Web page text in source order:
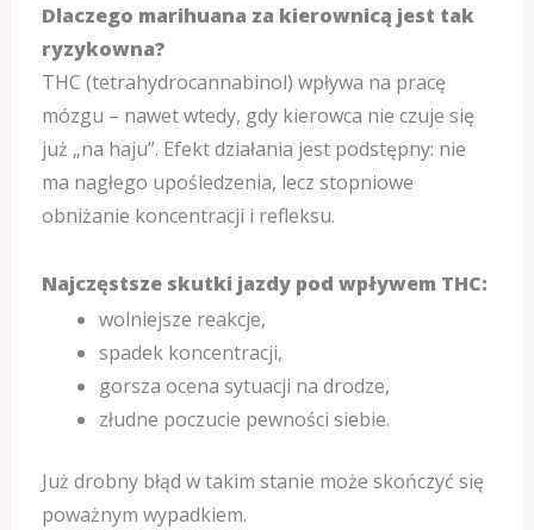
Dlaczego marihuana za kierownicą jest tak
ryzykowna?
THC (tetrahydrocannabinol) wpływa na pracę
mózgu – nawet wtedy, gdy kierowca nie czuje się
już „na haju”. Efekt działania jest podstępny: nie
ma nagłego upośledzenia, lecz stopniowe
obniżanie koncentracji i refleksu.
Najczęstsze skutki jazdy pod wpływem THC:
wolniejsze reakcje,
spadek koncentracji,
gorsza ocena sytuacji na drodze,
złudne poczucie pewności siebie.
Już drobny błąd w takim stanie może skończyć się
poważnym wypadkiem.